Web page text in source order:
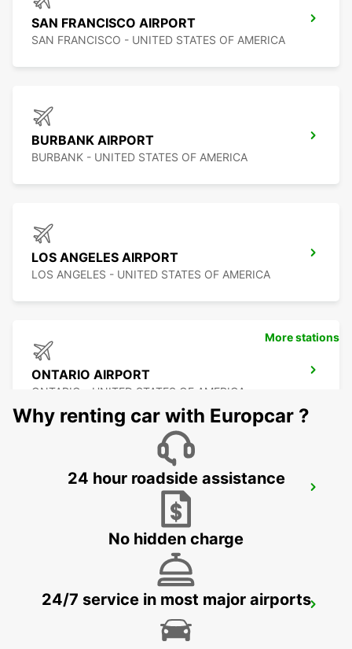
SAN FRANCISCO AIRPORT
SAN FRANCISCO - UNITED STATES OF AMERICA
BURBANK AIRPORT
BURBANK - UNITED STATES OF AMERICA
LOS ANGELES AIRPORT
LOS ANGELES - UNITED STATES OF AMERICA
ONTARIO AIRPORT
ONTARIO - UNITED STATES OF AMERICA
LAS VEGAS AIRPORT
LAS VEGAS - UNITED STATES OF AMERICA
SAN DIEGO AIRPORT
SAN DIEGO - UNITED STATES OF AMERICA
More stations
Why renting car with Europcar ?
24 hour roadside assistance
No hidden charge
24/7 service in most major airports